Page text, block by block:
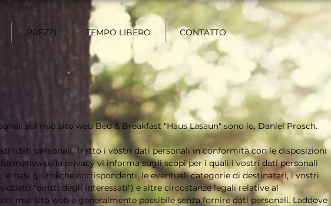
PREZZI TEMPO LIBERO CONTATTO
sul mio sito web Bed & Breakfast "Haus Lasaun" sono io, Daniel Prosch.
dati personali. Tratto i vostri dati personali in conformità con le disposizioni
sulla privacy vi informa sugli scopi per i quali i vostri dati personali
basi giuridiche corrispondenti, le eventuali categorie di destinatari, i vostri
"diritti degli interessati") e altre circostanze legali relative al
mio sito web è generalmente possibile senza fornire dati personali. Laddove